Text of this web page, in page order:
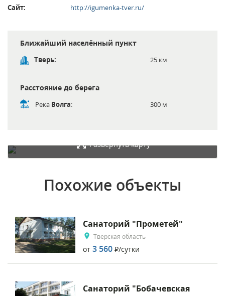
Сайт:
http://igumenka-tver.ru/
Ближайший населённый пункт
Тверь: 25 км
Расстояние до берега
Река Волга: 300 м
Развернуть карту
Похожие объекты
Санаторий "Прометей"
Тверская область
от 3 560 Р/сутки
Санаторий "Бобачевская